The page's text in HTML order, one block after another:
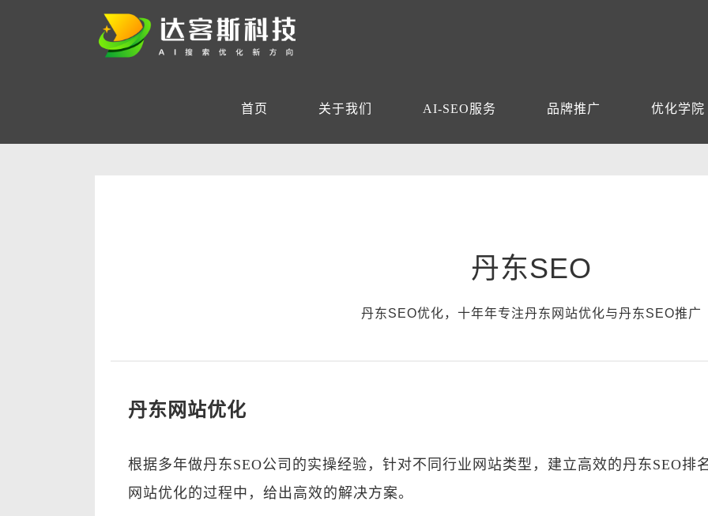
首页 关于我们 AI-SEO服务 品牌推广 优化学院
丹东SEO
丹东SEO优化，十年年专注丹东网站优化与丹东SEO推广
丹东网站优化
根据多年做丹东SEO公司的实操经验，针对不同行业网站类型，建立高效的丹东SEO排
网站优化的过程中，给出高效的解决方案。